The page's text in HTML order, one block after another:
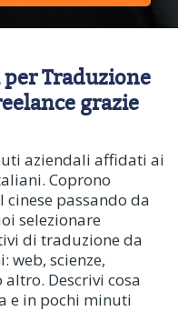
Traduzione
grazie
aziendali affidati ai
Coprono
passando da
selezionare
di traduzione da
web, scienze,
Descrivi cosa
e in pochi minuti